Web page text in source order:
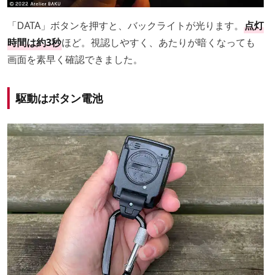
「DATA」ボタンを押すと、バックライトが光ります。 点灯
時間は約3秒ほど。視認しやすく、あたりが暗くなっても
画面を素早く確認できました。
駆動はボタン電池